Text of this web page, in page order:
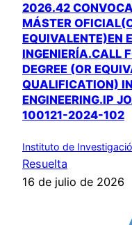
2026.42
MÁSTER
EQUIVALENTE)EN
INGENIERÍA.CALL
DEGREE (OR
QUALIFICATION)
ENGINEERING.IP
100121-2024-102
Instituto de
Resuelta
16 de julio de 2026